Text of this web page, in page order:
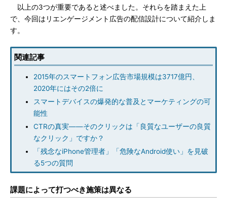
以上の3つが重要であると述べました。それらを踏まえた上
で、今回はリエンゲージメント広告の配信設計について紹介しま
す。
関連記事
2015年のスマートフォン広告市場規模は3717億円、
2020年にはその2倍に
スマートデバイスの爆発的な普及とマーケティングの可
能性
CTRの真実――そのクリックは「良質なユーザーの良質
なクリック」ですか？
「残念なiPhone管理者」「危険なAndroid使い」を見破
る5つの質問
課題によって打つべき施策は異なる